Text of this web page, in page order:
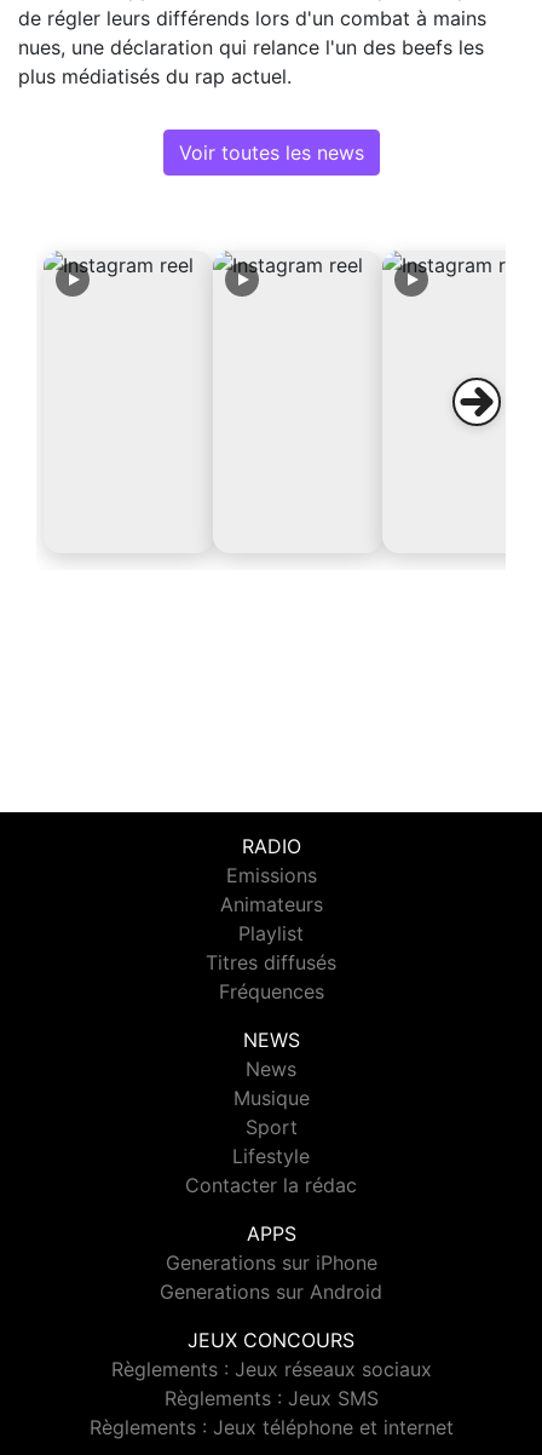
de régler leurs différends lors d'un combat à mains
nues, une déclaration qui relance l'un des beefs les
plus médiatisés du rap actuel.
Voir toutes les news
RADIO
Emissions
Animateurs
Playlist
Titres diffusés
Fréquences
NEWS
News
Musique
Sport
Lifestyle
Contacter la rédac
APPS
Generations sur iPhone
Generations sur Android
JEUX CONCOURS
Règlements : Jeux réseaux sociaux
Règlements : Jeux SMS
Règlements : Jeux téléphone et internet